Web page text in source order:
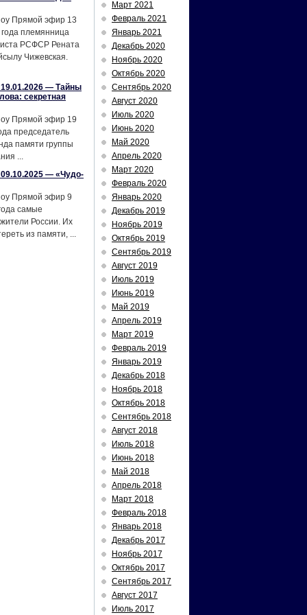
Прямой эфир 13
племянница
РСФСР Рената
Чижевская.
— Тайны
секретная
Прямой эфир 19
председатель
памяти группы
...
— «Чудо-
Прямой эфир 9
самые
России. Их
из памяти, ...
Март 2021
Февраль 2021
Январь 2021
Декабрь 2020
Ноябрь 2020
Октябрь 2020
Сентябрь 2020
Август 2020
Июль 2020
Июнь 2020
Май 2020
Апрель 2020
Март 2020
Февраль 2020
Январь 2020
Декабрь 2019
Ноябрь 2019
Октябрь 2019
Сентябрь 2019
Август 2019
Июль 2019
Июнь 2019
Май 2019
Апрель 2019
Март 2019
Февраль 2019
Январь 2019
Декабрь 2018
Ноябрь 2018
Октябрь 2018
Сентябрь 2018
Август 2018
Июль 2018
Июнь 2018
Май 2018
Апрель 2018
Март 2018
Февраль 2018
Январь 2018
Декабрь 2017
Ноябрь 2017
Октябрь 2017
Сентябрь 2017
Август 2017
Июль 2017